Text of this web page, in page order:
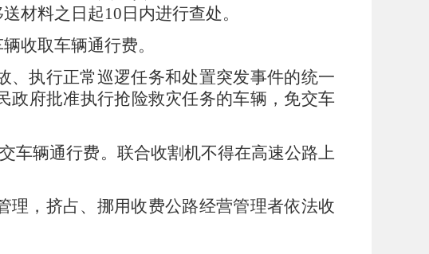
材料之日起10 日内进行查处。
收取车辆通行费。
、执行正常巡逻任务和处置突发事件的统一
政府批准执行抢险救灾任务的车辆，免交车
车辆通行费。联合收割机不得在高速公路上
理，挤占、挪用收费公路经营管理者依法收